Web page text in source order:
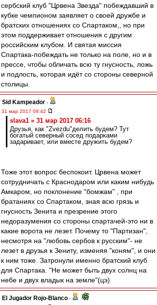
сербский клуб "Црвена Звезда" побеждавший в
кубке чемпионом заявляет о своей дружбе и
братских отношениях со Спартаком,, но при
этом поддерживает отношения с другим
российским клубом. И святая миссия
Спартака-побеждать не только на поле, но и в
прессе, чтобы обличать всю ту гнусность, ложь
и подлость, которая идёт со стороны северной
столицы.
Sid Kampeador -
31 мар 2017 09:42
slava1 » 31 мар 2017 06:16
Друзья, как "Zvezdu"делить будем? Тут
богатый северный сосед подарками
задаривает, или вместе дружить будем?
Тоже этот вопрос беспокоит. Црвена может
сотрудничать с Краснодаром или каким нибудь
Амкаром, но поклонение "бомжам" , при
братаниях со Спартаком, зная всю грязь и
гнусность Зенита и презрение этого
недоразумения со стороны спартачей-это ни в
какие ворота не лезет. Почему то "Партизан",
несмотря на "любовь сербов к русским"- не
лезет в друзья к Зениту, изменяя "коням", и они
к ним тоже. Затронули именно братский клуб
для Спартака. "Не может быть двух солнц на
небе и двух владык на земле"(цэ)
El Jugador Rojo-Blanco -